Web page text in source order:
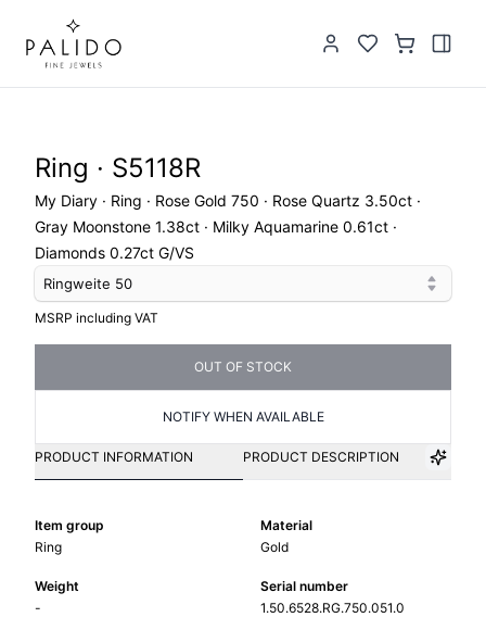
Ring · S5118R
My Diary · Ring · Rose Gold 750 · Rose Quartz 3.50ct ·
Gray Moonstone 1.38ct · Milky Aquamarine 0.61ct ·
Diamonds 0.27ct G/VS
Ringweite 50
MSRP including VAT
OUT OF STOCK
NOTIFY WHEN AVAILABLE
PRODUCT INFORMATION PRODUCT DESCRIPTION
Item group
Ring
Material
Gold
Weight
-
Serial number
1.50.6528.RG.750.051.0